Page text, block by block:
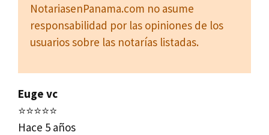
NotariasenPanama.com no asume
responsabilidad por las opiniones de los
usuarios sobre las notarías listadas.
Euge vc
⭐⭐⭐⭐⭐
Hace 5 años